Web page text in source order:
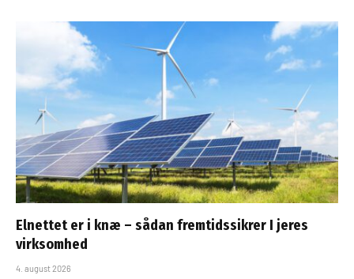
Elnettet er i knæ – sådan fremtidssikrer I jeres
virksomhed
4. august 2026